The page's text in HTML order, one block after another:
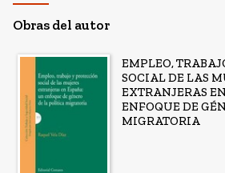
Obras del autor
EMPLEO,
SOCIAL DE LAS
EXTRANJERAS
ENFOQUE DE
MIGRATORIA